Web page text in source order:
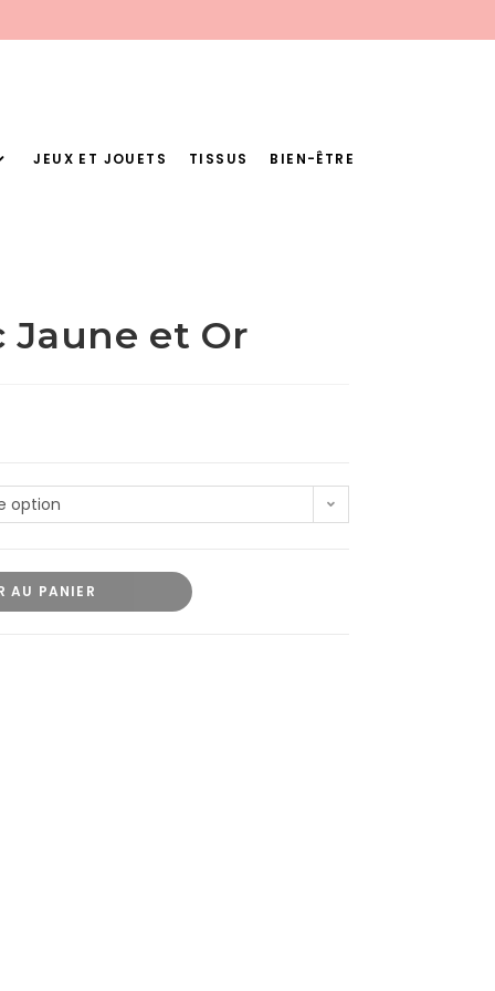
JEUX ET JOUETS TISSUS BIEN-ÊTRE
Jaune et Or
option
AU PANIER